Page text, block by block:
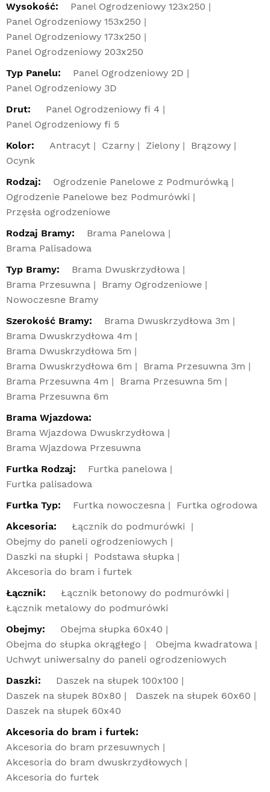
Wysokość:
Panel Ogrodzeniowy 123x250
Panel Ogrodzeniowy 153x250
Panel Ogrodzeniowy 173x250
Panel Ogrodzeniowy 203x250
Typ Panelu:
Panel Ogrodzeniowy 2D
Panel Ogrodzeniowy 3D
Drut:
Panel Ogrodzeniowy fi 4
Panel Ogrodzeniowy fi 5
Kolor:
Antracyt Czarny Zielony
Brązowy
Ocynk
Rodzaj:
Ogrodzenie Panelowe z Podmurówką
Ogrodzenie Panelowe bez Podmurówki
Przęsła ogrodzeniowe
Rodzaj Bramy:
Brama Panelowa
Brama Palisadowa
Typ Bramy:
Brama Dwuskrzydłowa
Brama Przesuwna
Bramy Ogrodzeniowe
Nowoczesne Bramy
Szerokość Bramy:
Brama Dwuskrzydłowa 3m
Brama Dwuskrzydłowa 4m
Brama Dwuskrzydłowa 5m
Brama Dwuskrzydłowa 6m
Brama Przesuwna 3m
Brama Przesuwna 4m
Brama Przesuwna 5m
Brama Przesuwna 6m
Brama Wjazdowa:
Brama Wjazdowa Dwuskrzydłowa
Brama Wjazdowa Przesuwna
Furtka Rodzaj:
Furtka panelowa
Furtka palisadowa
Furtka Typ:
Furtka nowoczesna
Furtka ogrodowa
Akcesoria:
Łącznik do podmurówki
Obejmy do paneli ogrodzeniowych
Daszki na słupki
Podstawa słupka
Akcesoria do bram i furtek
Łącznik:
Łącznik betonowy do podmurówki
Łącznik metalowy do podmurówki
Obejmy:
Obejma słupka 60x40
Obejma do słupka okrągłego
Obejma kwadratowa
Uchwyt uniwersalny do paneli ogrodzeniowych
Daszki:
Daszek na słupek 100x100
Daszek na słupek 80x80
Daszek na słupek 60x60
Daszek na słupek 60x40
Akcesoria do bram i furtek:
Akcesoria do bram przesuwnych
Akcesoria do bram dwuskrzydłowych
Akcesoria do furtek